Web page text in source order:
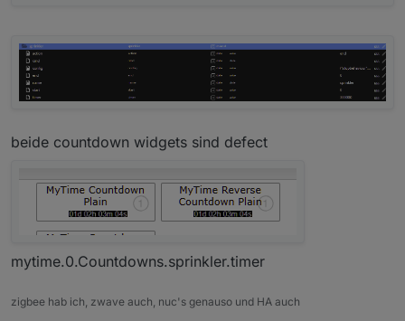
beide countdown widgets sind defect
mytime.0.Countdowns.sprinkler.timer
zigbee hab ich, zwave auch, nuc's genauso und HA auch